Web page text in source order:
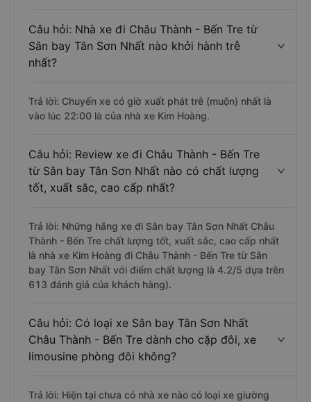
Câu hỏi: Nhà xe đi Châu Thành - Bến Tre từ
Sân bay Tân Sơn Nhất nào khởi hành trễ
nhất?
Trả lời: Chuyến xe có giờ xuất phát trễ (muộn) nhất là
vào lúc 22:00 là của nhà xe Kim Hoàng.
Câu hỏi: Review xe đi Châu Thành - Bến Tre
từ Sân bay Tân Sơn Nhất nào có chất lượng
tốt, xuất sắc, cao cấp nhất?
Trả lời: Những hãng xe đi Sân bay Tân Sơn Nhất Châu
Thành - Bến Tre chất lượng tốt, xuất sắc, cao cấp nhất
là nhà xe Kim Hoàng đi Châu Thành - Bến Tre từ Sân
bay Tân Sơn Nhất với điểm chất lượng là 4.2/5 dựa trên
613 đánh giá của khách hàng).
Câu hỏi: Có loại xe Sân bay Tân Sơn Nhất
Châu Thành - Bến Tre dành cho cặp đôi, xe
limousine phòng đôi không?
Trả lời: Hiện tại chưa có nhà xe nào có loại xe giường